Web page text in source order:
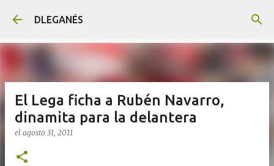
DLEGANÉS
El Lega ficha a Rubén Navarro,
dinamita para la delantera
el agosto 31, 2011